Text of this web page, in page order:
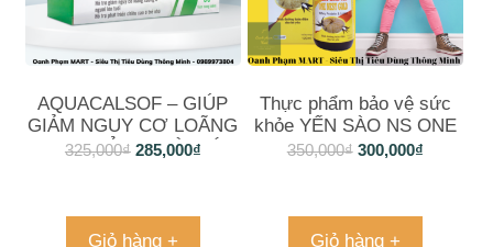
AQUACALSOF – GIÚP
GIẢM NGUY CƠ LOÃNG
XƯƠNG Ở NGƯỜI LỚN
đau xương khớp
Aquacalsof Stphar
325,000₫ 285,000₫
Giỏ hàng +
Thực phẩm bảo vệ sức
khỏe YẾN SÀO NS ONE
NEST GOLD 120ml
350,000₫ 300,000₫
Giỏ hàng +